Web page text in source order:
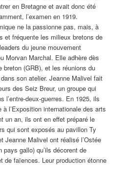
en Bretagne et avait donc été
l’examen en 1919.
ne la passionne pas, mais, à
et fréquente les milieux bretons de
du jeune mouvement
Morvan Marchal. Elle adhère dès
breton (GRB), et les réunions du
son atelier. Jeanne Malivel fait
des Seiz Breur, un groupe qui
l’entre-deux-guerres. En 1925, ils
à l’Exposition internationale des arts
un an, ils ont en effet préparé le
qui sont exposés au pavillon Ty
Jeanne Malivel ont réalisé l’Ostée
pays gallo) qu’ils décorent de
de faïences. Leur production étonne